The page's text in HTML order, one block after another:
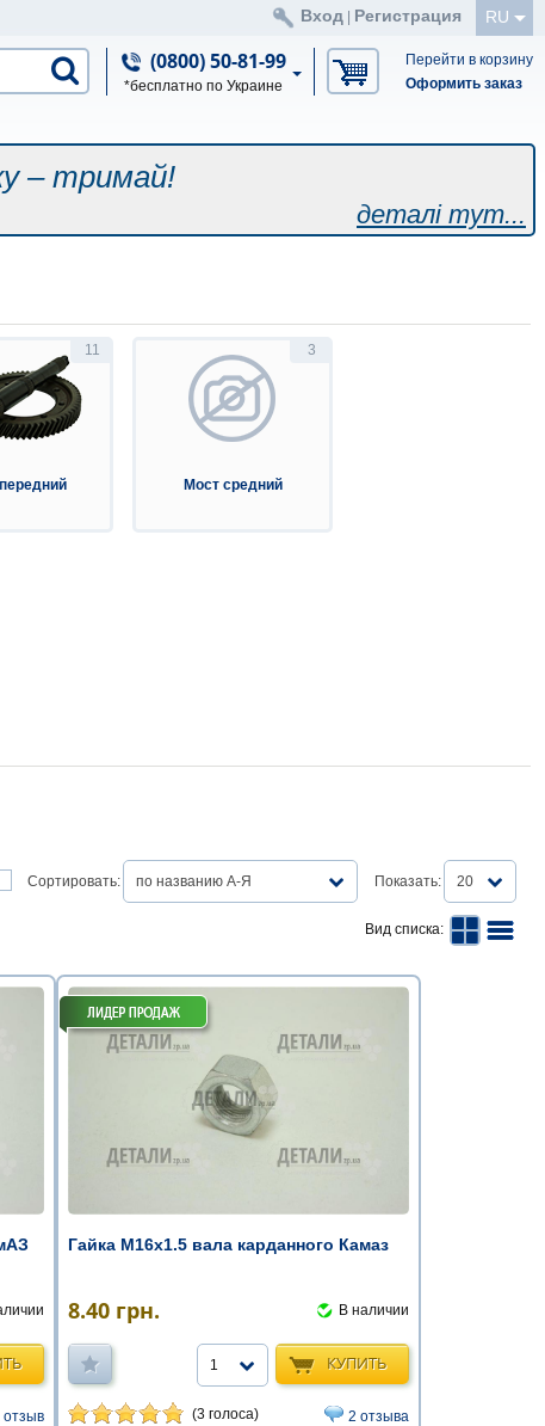
RU
Вход Регистрация
(0800) 50-81-99
*бесплатно по Украине
Перейти в корзину
Оформить заказ
– тримай!
деталі тут...
11 3
Мост средний
Сортировать: по названию А-Я Показать: 20
Вид списка:
отзыв
Гайка М16х1.5 вала карданного Камаз
8.40 грн. В наличии
КУПИТЬ
1
(3 голоса) 2 отзыва